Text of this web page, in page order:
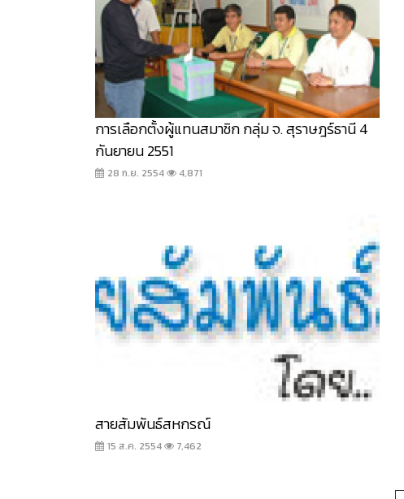
การเลือกตั้งผู้แทนสมาชิก กลุ่ม จ. สุราษฎร์ธานี 4
กันยายน 2551
28 ก.ย. 2554 4,871
สายสัมพันธ์สหกรณ์
15 ส.ค. 2554 7,462